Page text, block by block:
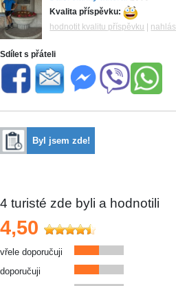
Kvalita příspěvku:
hodnotit kvalitu příspěvku
Sdílet s přáteli
Byl jsem zde!
4 turisté zde byli a hodnotili
4,50
vřele doporučuji
doporučuji